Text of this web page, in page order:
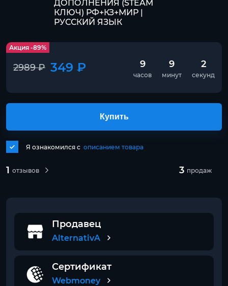
Акция -89%
2989 ₽ 349 ₽ 9
часов
9
минут
2
секунд
1 отзывов 3 продаж
Я ознакомился с описанием товара
Купить
Продавец
AlternativA
Сертификат
Webmoney